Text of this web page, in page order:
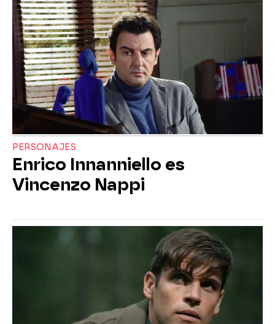
PERSONAJES
Enrico Innanniello es
Vincenzo Nappi